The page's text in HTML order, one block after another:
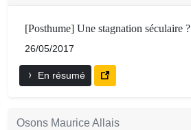
[Posthume] Une stagnation séculaire ?
26/05/2017
En résumé
Osons Maurice Allais